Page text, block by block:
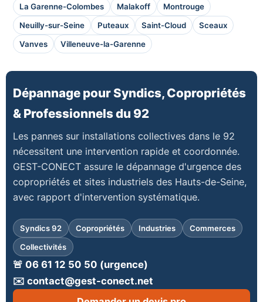
La Garenne-Colombes
Malakoff
Montrouge
Neuilly-sur-Seine
Puteaux Saint-Cloud
Sceaux
Vanves
Villeneuve-la-Garenne
Dépannage pour Syndics, Copropriétés
& Professionnels du 92
Les pannes sur installations collectives dans le 92
nécessitent une intervention rapide et coordonnée.
GEST-CONECT assure le dépannage d'urgence des
copropriétés et sites industriels des Hauts-de-Seine,
avec rapport d'intervention systématique.
Syndics 92 Copropriétés Industries
Commerces
Collectivités
🚨 06 61 12 50 50 (urgence)
✉️ contact@gest-conect.net